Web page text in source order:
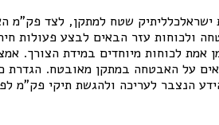
שטח למתקן, לצד פק"מ
ולכוחות עזר הבאים לבצע פעולות
אמת לכוחות מיוחדים במידת הצורך.
על האבטחה במתקן מאובטח. הגדרת
הנצבר לעריכה ולהגשת תיקי פק"מ